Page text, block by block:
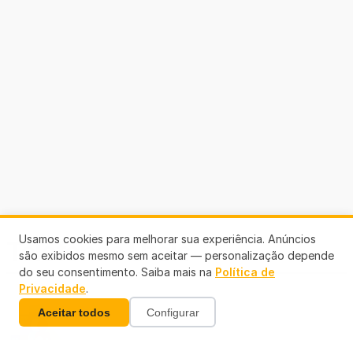
Telefones Úteis
Usamos cookies para melhorar sua experiência. Anúncios
são exibidos mesmo sem aceitar — personalização depende
do seu consentimento. Saiba mais na Política de
Privacidade.
Aceitar todos Configurar